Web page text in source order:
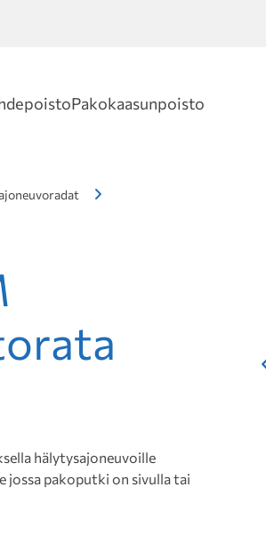
Pakokaasunpoisto
hälytysajoneuvoille
jossa pakoputki on sivulla tai